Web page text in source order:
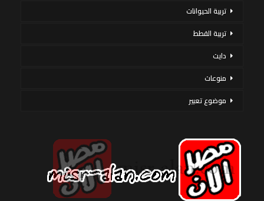
تربية الحيوانات
تربية القطط
دايت
منوعات
موضوع تعبير